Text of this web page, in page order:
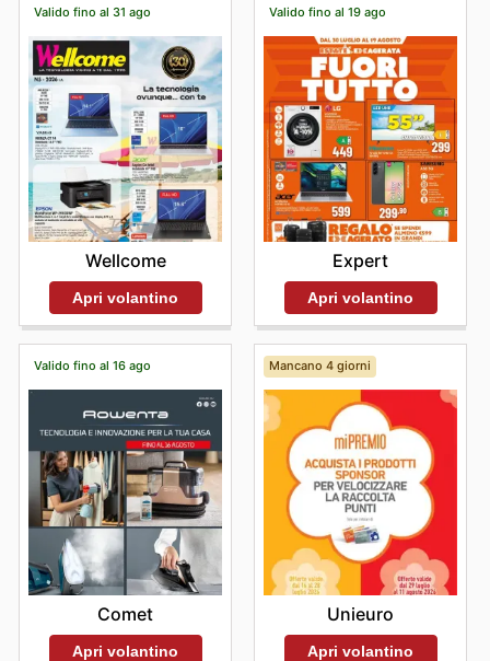
assicura che ogni acquisto sia un investimento sicuro e
novità e a rimanere aggiornati sulle offerte a tempo
limitato per non perdere alcuna opportunità.
Scopri i tuoi marchi preferiti da Girmi: esplora oggi
stesso le loro offerte online.
Valido fino al 31 ago
Wellcome
Apri volantino
Valido fino al 19 ago
Expert
Apri volantino
Valido fino al 16 ago
Comet
Apri volantino
Mancano 4 giorni
Unieuro
Apri volantino